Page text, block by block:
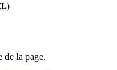
de la page.